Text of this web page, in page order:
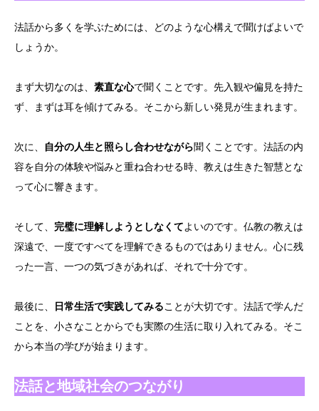
法話から多くを学ぶためには、どのような心構えで聞けばよいで
しょうか。
まず大切なのは、 素直な心で聞くことです。先入観や偏見を持た
ず、まずは耳を傾けてみる。そこから新しい発見が生まれます。
次に、 自分の人生と照らし合わせながら聞くことです。法話の内
容を自分の体験や悩みと重ね合わせる時、教えは生きた智慧とな
って心に響きます。
そして、 完璧に理解しようとしなくてよいのです。仏教の教えは
深遠で、一度ですべてを理解できるものではありません。心に残
った一言、一つの気づきがあれば、それで十分です。
最後に、 日常生活で実践してみることが大切です。法話で学んだ
ことを、小さなことからでも実際の生活に取り入れてみる。そこ
から本当の学びが始まります。
法話と地域社会のつながり